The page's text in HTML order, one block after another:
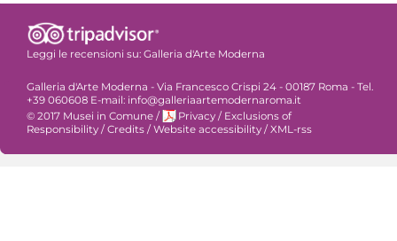
Leggi le recensioni su: Galleria d'Arte Moderna
Galleria d'Arte Moderna - Via Francesco Crispi 24 - 00187 Roma - Tel.
+39 060608 E-mail: info@galleriaartemodernaroma.it
© 2017 Musei in Comune / Privacy / Exclusions of
Responsibility / Credits / Website accessibility / XML-rss